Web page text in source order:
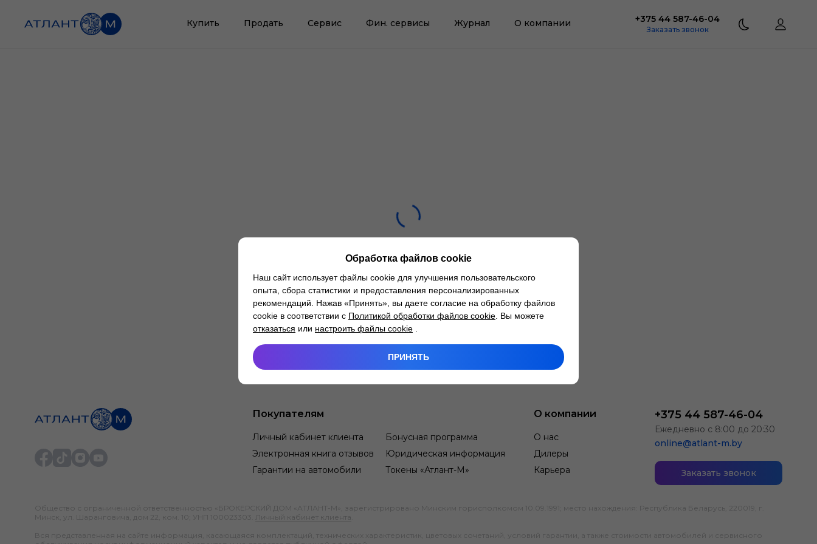
Купить Продать Сервис Фин. сервисы Журнал О компании +375 44 587-46-04
Заказать звонок
Покупателям
Личный кабинет клиента
Бонусная программа
Электронная книга отзывов
Юридическая информация
Гарантии на автомобили
Токены «Атлант-М»
О компании
О нас
Дилеры
Карьера
+375 44 587-46-04
Ежедневно с 8:00 до 20:30
online@atlant-m.by
Заказать звонок
Общество с ограниченной ответственностью «БРОКЕРСКИЙ ДОМ «АТЛАНТ-М», зарегистрировано Минским горисполкомом 10.09.1991; место нахождения: Республика Беларусь, 220019, г.
Минск, ул. Шаранговича, дом 22, ком. 10; УНП 100023303.
Личный кабинет клиента
Вся представленная на сайте информация, касающаяся комплектаций, технических характеристик, цветовых сочетаний, условий гарантии, а также стоимости автомобилей и сервисного
Обработка файлов cookie
Наш сайт использует файлы cookie для улучшения пользовательского
опыта, сбора статистики и предоставления персонализированных
рекомендаций. Нажав «Принять», вы даете согласие на обработку файлов
cookie в соответствии с Политикой обработки файлов cookie . Вы можете
отказаться или настроить файлы cookie
ПРИНЯТЬ